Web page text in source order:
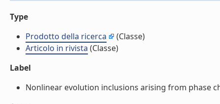
Type
Prodotto della ricerca
(Classe)
Articolo in rivista (Classe)
Label
Nonlinear evolution inclusions arising from phase